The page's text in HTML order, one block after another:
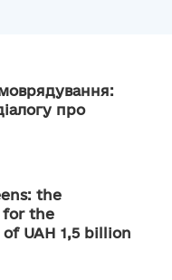
про
the
for the
UAH 1,5 billion